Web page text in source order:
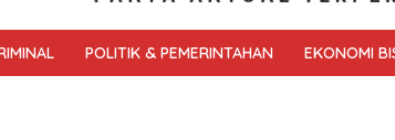
POLITIK & PEMERINTAHAN EKONOMI